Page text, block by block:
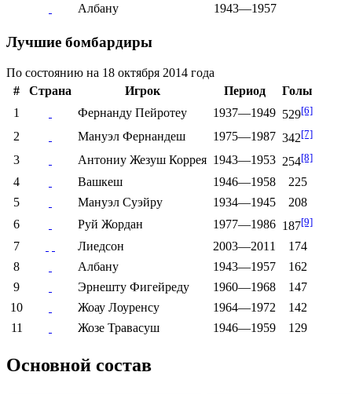
Албану
1943—1957
Лучшие бомбардиры
По состоянию на 18 октября 2014 года
#
Страна Игрок Период
Голы
1
Фернанду Пейротеу 1937—1949 529[6]
2 Мануэл Фернандеш 1975—1987 342[7]
3 Антониу Жезуш Коррея 1943—1953 254[8]
4 Вашкеш 1946—1958
225
5
Мануэл Суэйру 1934—1945
208
6
Руй Жордан 1977—1986 187[9]
7 Лиедсон 2003—2011
174
8
Албану 1943—1957
162
9
Эрнешту Фигейреду 1960—1968
147
10
Жоау Лоуренсу 1964—1972
142
11
Жозе Травасуш 1946—1959 129
Основной состав